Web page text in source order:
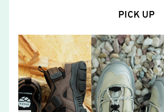
PICK UP